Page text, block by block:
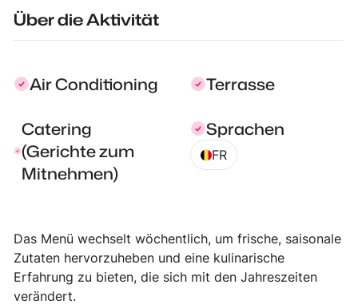
Über die Aktivität
Air Conditioning
Terrasse
Catering
(Gerichte zum
Mitnehmen)
Sprachen
FR
Das Menü wechselt wöchentlich, um frische, saisonale
Zutaten hervorzuheben und eine kulinarische
Erfahrung zu bieten, die sich mit den Jahreszeiten
verändert.